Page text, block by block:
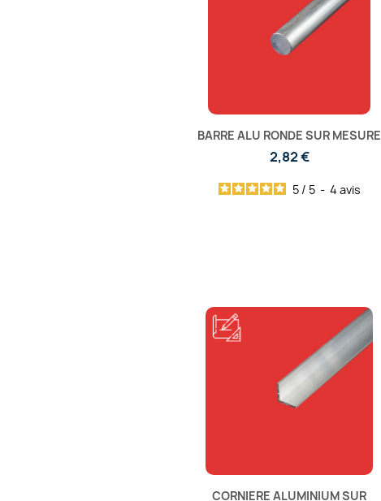
BARRE ALU RONDE SUR MESURE
2,82 €
5 / 5 - 4 avis
CORNIERE ALUMINIUM SUR